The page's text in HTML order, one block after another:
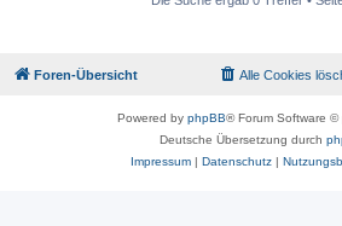
Foren-Übersicht Alle Cookies
Powered by phpBB® Forum Software ©
Deutsche Übersetzung durch
Impressum | Datenschutz |